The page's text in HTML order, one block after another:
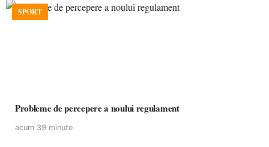
SPORT
Probleme de percepere a noului regulament
acum 39 minute